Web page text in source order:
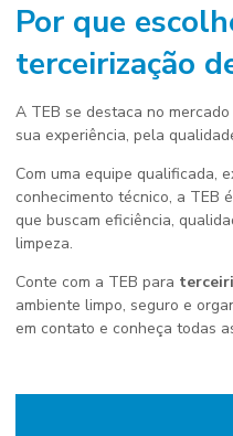
Por que
terceirização
A TEB se destaca no mercado
sua experiência, pela
Com uma equipe qualificada,
conhecimento técnico, a TEB
que buscam eficiência,
limpeza.
Conte com a TEB para
ambiente limpo, seguro e
em contato e conheça todas